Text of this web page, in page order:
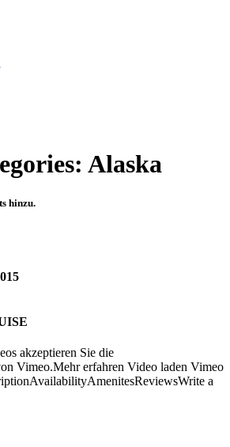
Alaska
hinzu.
akzeptieren Sie die
Vimeo.Mehr erfahren Video laden Vimeo
a